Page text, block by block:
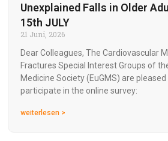
Unexplained Falls in Older
15th JULY
21 Juni, 2026
Dear Colleagues, The Cardiovascular
Fractures Special Interest Groups of
Medicine Society (EuGMS) are
participate in the online survey:
weiterlesen >